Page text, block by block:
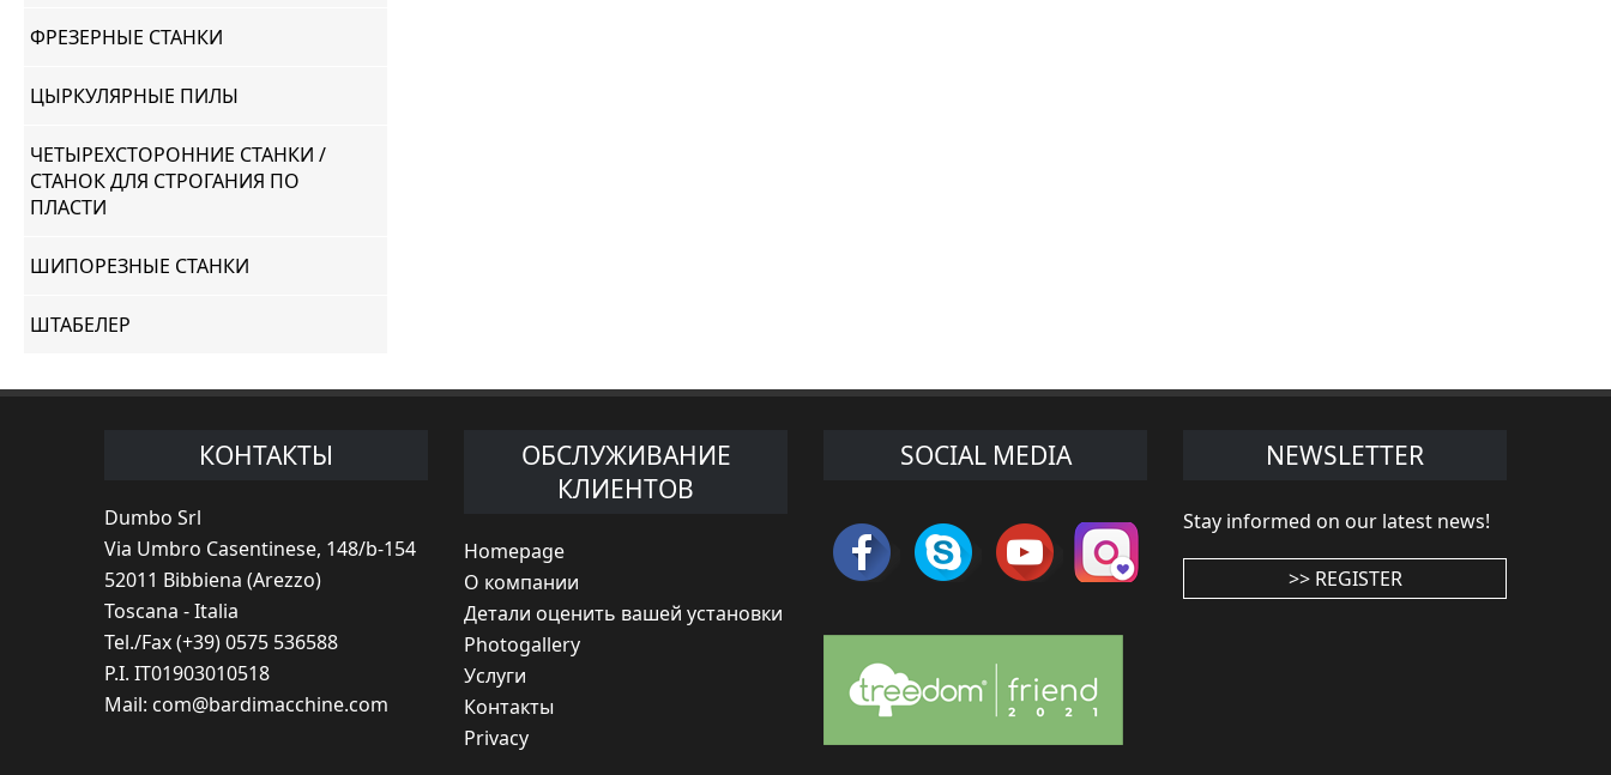
ФРЕЗЕРНЫЕ СТАНКИ
ЦЫРКУЛЯРНЫЕ ПИЛЫ
ЧЕТЫРЕХСТОРОННИЕ СТАНКИ /
СТАНОК ДЛЯ СТРОГАНИЯ ПО
ПЛАСТИ
ШИПОРЕЗНЫЕ СТАНКИ
ШТАБЕЛЕР
КОНТАКТЫ
Dumbo Srl
Via Umbro Casentinese, 148/b-154
52011 Bibbiena (Arezzo)
Toscana - Italia
Tel./Fax (+39) 0575 536588
P.I. IT01903010518
Mail: com@bardimacchine.com
ОБСЛУЖИВАНИЕ
КЛИЕНТОВ
Homepage
O компании
Детали оценить вашей установки
Photogallery
Услуги
Контакты
Privacy
SOCIAL MEDIA NEWSLETTER
Stay informed on our latest news!
>> REGISTER